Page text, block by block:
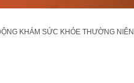
KHÁM SỨC KHỎE THƯỜNG NIÊN